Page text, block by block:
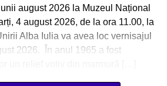
august 2026 la Muzeul Național
4 august 2026, de la ora 11.00, la
Alba Iulia va avea loc vernisajul
2026. În anul 1965 a fost